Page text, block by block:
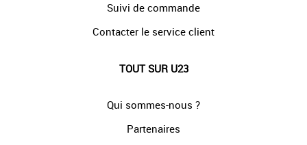
Suivi de commande
Contacter le service client
TOUT SUR U23
Qui sommes-nous ?
Partenaires